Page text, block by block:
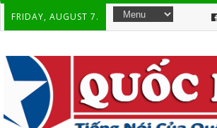
FRIDAY, AUGUST 7.